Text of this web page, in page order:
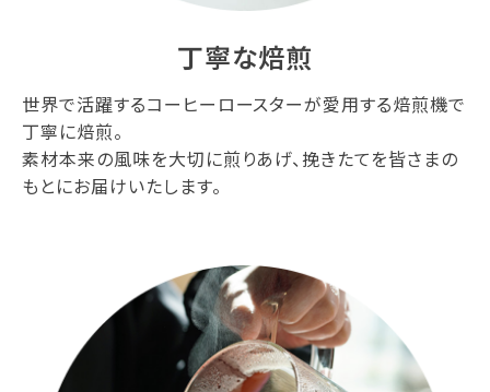
丁寧な焙煎
世界で活躍するコーヒーロースターが愛用する焙煎機で
丁寧に焙煎。
素材本来の風味を大切に煎りあげ、挽きたてを皆さまの
もとにお届けいたします。